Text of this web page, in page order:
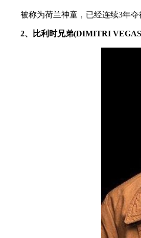
被称为荷兰神童，已经连续3年夺
2、比利时兄弟(DIMITRI